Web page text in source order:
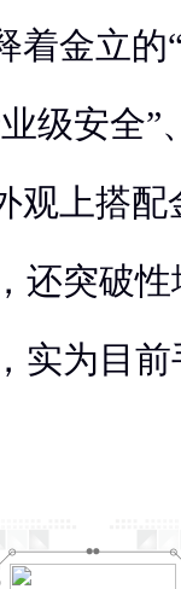
着金立的
级安全”
观上搭
还突破
实为目